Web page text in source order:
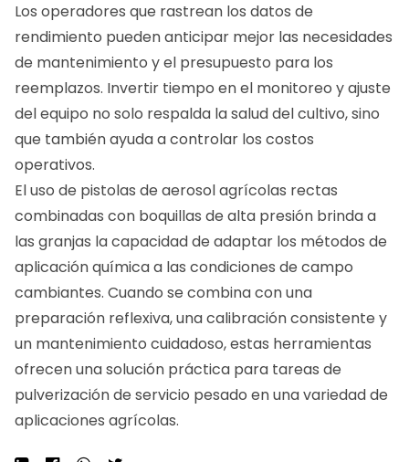
Los operadores que rastrean los datos de
rendimiento pueden anticipar mejor las necesidades
de mantenimiento y el presupuesto para los
reemplazos. Invertir tiempo en el monitoreo y ajuste
del equipo no solo respalda la salud del cultivo, sino
que también ayuda a controlar los costos
operativos.
El uso de pistolas de aerosol agrícolas rectas
combinadas con boquillas de alta presión brinda a
las granjas la capacidad de adaptar los métodos de
aplicación química a las condiciones de campo
cambiantes. Cuando se combina con una
preparación reflexiva, una calibración consistente y
un mantenimiento cuidadoso, estas herramientas
ofrecen una solución práctica para tareas de
pulverización de servicio pesado en una variedad de
aplicaciones agrícolas.